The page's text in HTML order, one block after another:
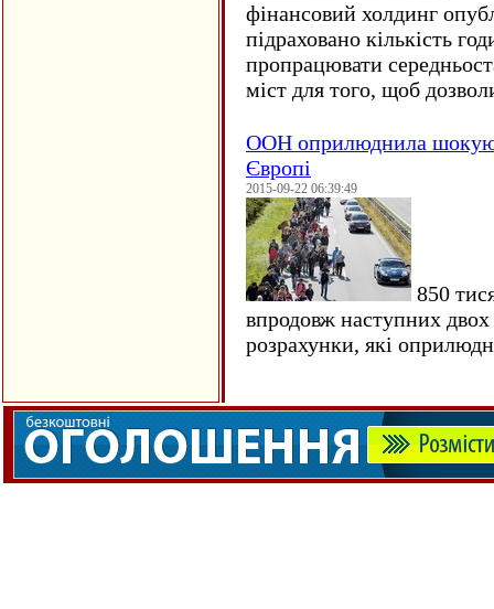
фінансовий холдинг
підраховано кількість
пропрацювати
міст для того, щоб
ООН оприлюднила
Європі
2015-09-22 06:39:49
850
впродовж наступних
розрахунки, які